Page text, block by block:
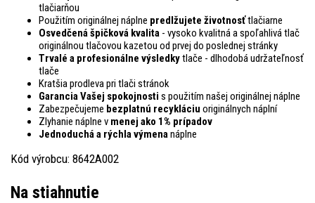
tlačiarňou
Použitím originálnej náplne predlžujete životnosťtlačiarne
Osvedčená špičková kvalita - vysoko kvalitná a spoľahlivá tlač
originálnou tlačovou kazetou od prvej do poslednej stránky
Trvalé a profesionálne výsledkytlače - dlhodobá udržateľnosť
tlače
Kratšia prodleva pri tlači stránok
Garancia Vašej spokojnosti s použitím našej originálnej náplne
Zabezpečujeme bezplatnú recykláciu originálnych náplní
Zlyhanie náplne v menej ako 1% prípadov
Jednoduchá a rýchla výmenanáplne
Kód výrobcu: 8642A002
Na stiahnutie